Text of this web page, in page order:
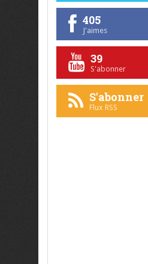
405
J'aimes
39
S'abonner
S'abonner
Flux RSS